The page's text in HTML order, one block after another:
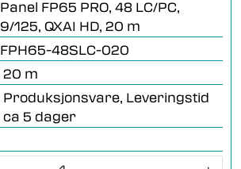
Panel FP65 PRO, 48 LC/PC,
9/125, QXAI HD, 20 m
FPH65-48SLC-020
20 m
Produksjonsvare, Leveringstid
ca 5 dager